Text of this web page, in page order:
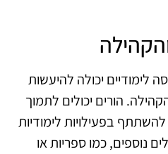
יכולה להיעשות
הורים יכולים לתמוך
בפעילויות לימודיות
נוספים, כמו ספריות או